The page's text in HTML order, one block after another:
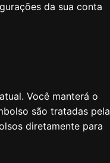
da sua conta
Você manterá o
são tratadas pela
diretamente para